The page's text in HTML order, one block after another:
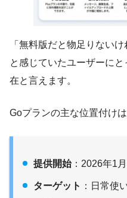
「無料版だと物足りない
と感じていたユーザーに
在と言えます。
Goプランの主な位置付け
提供開始：2026年1月
ターゲット ：日常使